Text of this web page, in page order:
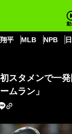
平 MLB NPB
泉口 友汰
で一発回答！大矢氏「
スタメンで一
ムラン」